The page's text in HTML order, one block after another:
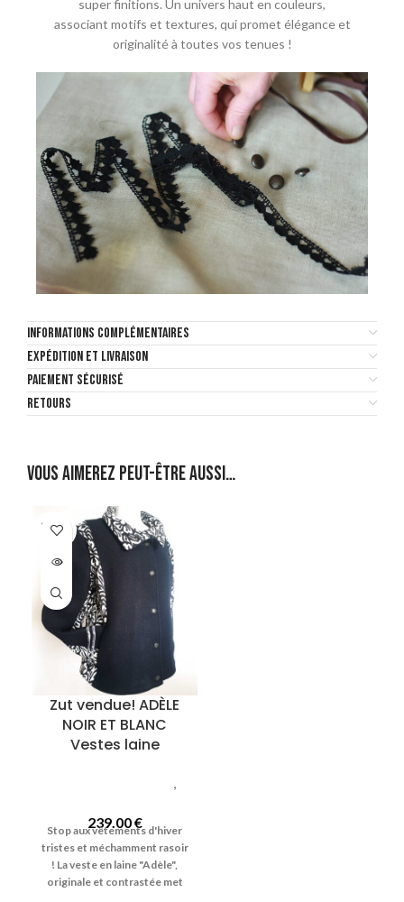
super finitions. Un univers haut en couleurs,
associant motifs et textures, qui promet élégance et
originalité à toutes vos tenues !
INFORMATIONS COMPLÉMENTAIRES
EXPÉDITION ET LIVRAISON
PAIEMENT SÉCURISÉ
RETOURS
Vous aimerez peut-être aussi…
SOLD
OUT
Zut vendue! ADÈLE
NOIR ET BLANC
Vestes laine
,
239.00€
Stop aux vêtements d'hiver
tristes et méchamment rasoir
! La veste en laine "Adèle",
originale et contrastée met